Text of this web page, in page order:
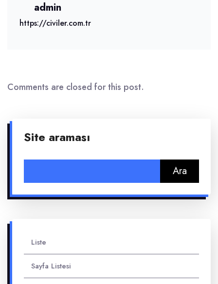
admin
https://civiler.com.tr
Comments are closed for this post.
Site araması
Liste
Sayfa Listesi